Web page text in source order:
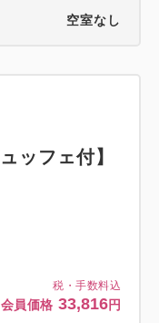
空室なし
税・手数料込
会員価格 33,816円
ッフェ付】